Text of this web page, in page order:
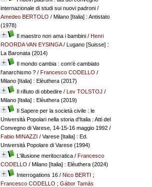
internazionale di studi sui nuovi padroni/
Amedeo BERTOLO / Milano [Italia] : Antistato
(1978)
Il maestro non ama i bambini/ Henri
ROORDA VAN EYSINGA/ Lugano [Suisse] :
La Baronata (2014)
Il mondo cambia : com'è cambiato
l'anarchismo ?/ Francesco CODELLO /
Milano [Italia] : Elèuthera (2017)
Il rifiuto di obbedire/ Lev TOLSTOJ /
Milano [Italia] : Elèuthera (2019)
Il Sapere per la società civile : le
Università Popolari nella storia d'Italia : Atti del
Convegno di Varese, 14-15-16 maggio 1992/
Fabio MINAZZI / Varese [Italia] : Ed.
Università Popolare di Varese (1994)
L'illusione meritocratica/ Francesco
CODELLO / Milano [Italia] : Elèuthera (2024)
Interrogations 16/ Nico BERTI ;
Francesco CODELLO ; Gábor Tamás